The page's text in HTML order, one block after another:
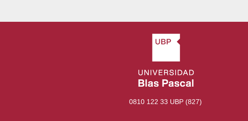
0810 122 33 UBP (827)